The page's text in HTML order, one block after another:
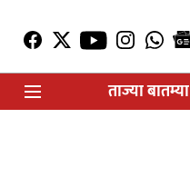
ताज्या बातम्या